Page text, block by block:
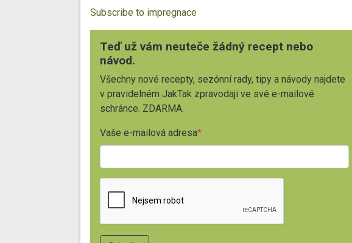
Subscribe to impregnace
Teď už vám neuteče žádný recept nebo
návod.
Všechny nové recepty, sezónní rady, tipy a návody najdete
v pravidelném JakTak zpravodaji ve své e-mailové
schránce. ZDARMA.
Vaše e-mailová adresa